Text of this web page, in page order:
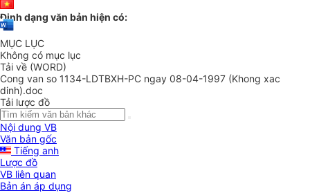
Định dạng văn bản hiện có:
MỤC LỤC
Không có mục lục
Tải về (WORD)
Cong van so 1134-LDTBXH-PC ngay 08-04-1997 (Khong xac
dinh).doc
Tải lược đồ
Nội dung VB
Văn bản gốc
Tiếng anh
Lược đồ
VB liên quan
Bản án áp dụng